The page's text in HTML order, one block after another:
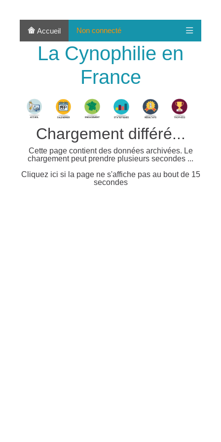
Accueil Non connecté
La Cynophilie en
France
Chargement différé...
Cette page contient des données archivées. Le
chargement peut prendre plusieurs secondes ...
Cliquez ici si la page ne s'affiche pas au bout de 15
secondes